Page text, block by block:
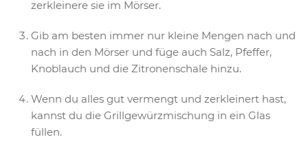
zerkleinere sie im Mörser.
Gib am besten immer nur kleine Mengen nach und
nach in den Mörser und füge auch Salz, Pfeffer,
Knoblauch und die Zitronenschale hinzu.
Wenn du alles gut vermengt und zerkleinert hast,
kannst du die Grillgewürzmischung in ein Glas
füllen.